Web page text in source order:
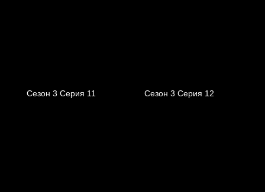
Сезон 3 Серия 11 Сезон 3 Серия 12